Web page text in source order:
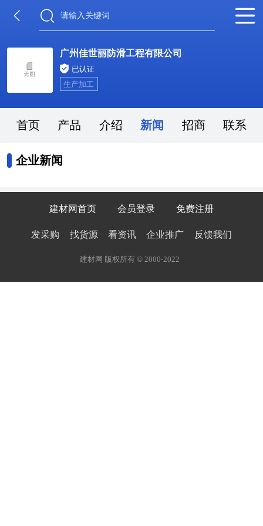
广州佳世丽防滑工程有限公司
已认证
生产加工
首页 产品 介绍 新闻 招商 联系
企业新闻
建材网首页 会员登录 免费注册
发采购 找货源 看资讯 企业推广 反馈我们
建材网 版权所有 © 2000-2022